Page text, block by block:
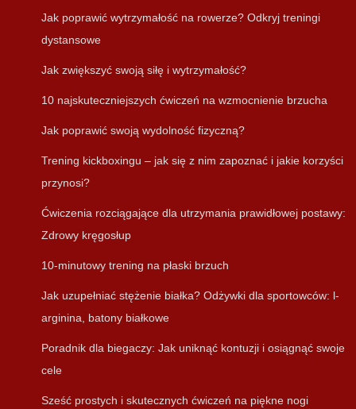
Jak poprawić wytrzymałość na rowerze? Odkryj treningi
dystansowe
Jak zwiększyć swoją siłę i wytrzymałość?
10 najskuteczniejszych ćwiczeń na wzmocnienie brzucha
Jak poprawić swoją wydolność fizyczną?
Trening kickboxingu – jak się z nim zapoznać i jakie korzyści
przynosi?
Ćwiczenia rozciągające dla utrzymania prawidłowej postawy:
Zdrowy kręgosłup
10-minutowy trening na płaski brzuch
Jak uzupełniać stężenie białka? Odżywki dla sportowców: l-
arginina, batony białkowe
Poradnik dla biegaczy: Jak uniknąć kontuzji i osiągnąć swoje
cele
Sześć prostych i skutecznych ćwiczeń na piękne nogi